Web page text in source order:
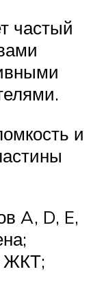
частый
и
A, D, E,
ЖКТ;